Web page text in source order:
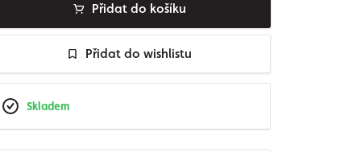
Přidat do košíku
Přidat do wishlistu
Skladem